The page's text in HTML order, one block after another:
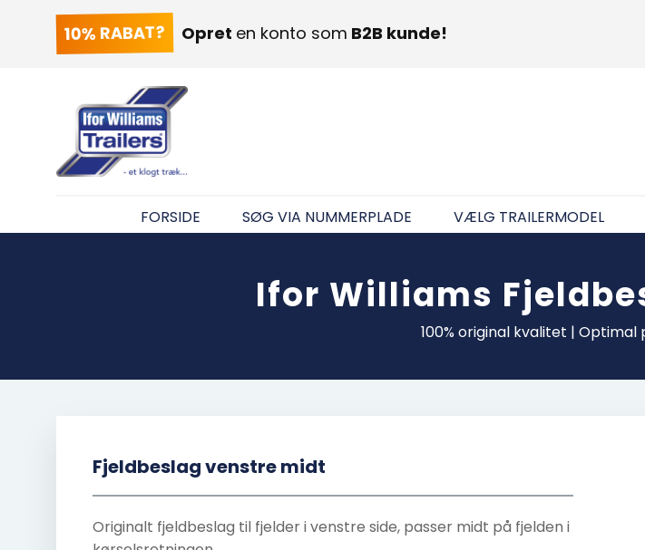
10% RABAT? Opret en konto som B2B kunde!
FORSIDE SØG VIA NUMMERPLADE VÆLG TRAILERMODEL
Ifor Williams
100% original kvalitet |
Fjeldbeslag venstre midt
Originalt fjeldbeslag til fjelder i venstre side, passer midt på fjelden i